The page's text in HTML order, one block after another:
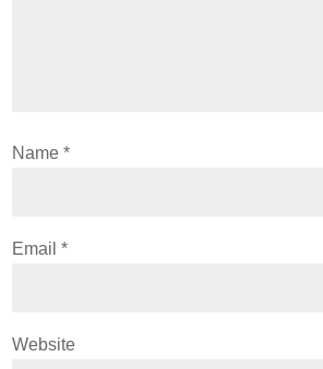
Name*
Email*
Website